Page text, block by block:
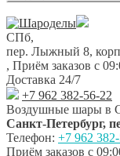
Перейти
к
навигации
Перейти
к
содержимому
СПб,
пер. Лыжный 8,
, Приём заказов с
Доставка 24/7
+7 962 382-56-22
Воздушные шары в
Санкт-Петербург,
Телефон: +7 962
Приём заказов с